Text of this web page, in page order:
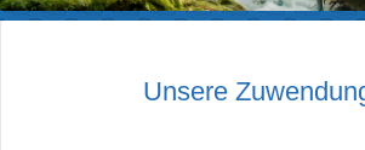
Unsere